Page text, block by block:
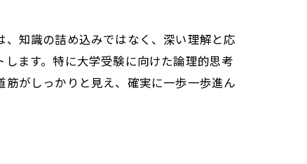
知識の詰め込みではなく、深い理解と応
ます。特に大学受験に向けた論理的思考
がしっかりと見え、確実に一歩一歩進ん